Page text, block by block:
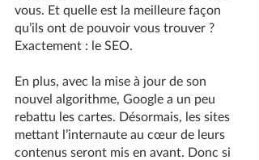
vous. Et quelle est la meilleure façon
qu’ils ont de pouvoir vous trouver ?
Exactement : le SEO.
En plus, avec la mise à jour de son
nouvel algorithme, Google a un peu
rebattu les cartes. Désormais, les sites
mettant l’internaute au cœur de leurs
contenus seront mis en avant. Donc si